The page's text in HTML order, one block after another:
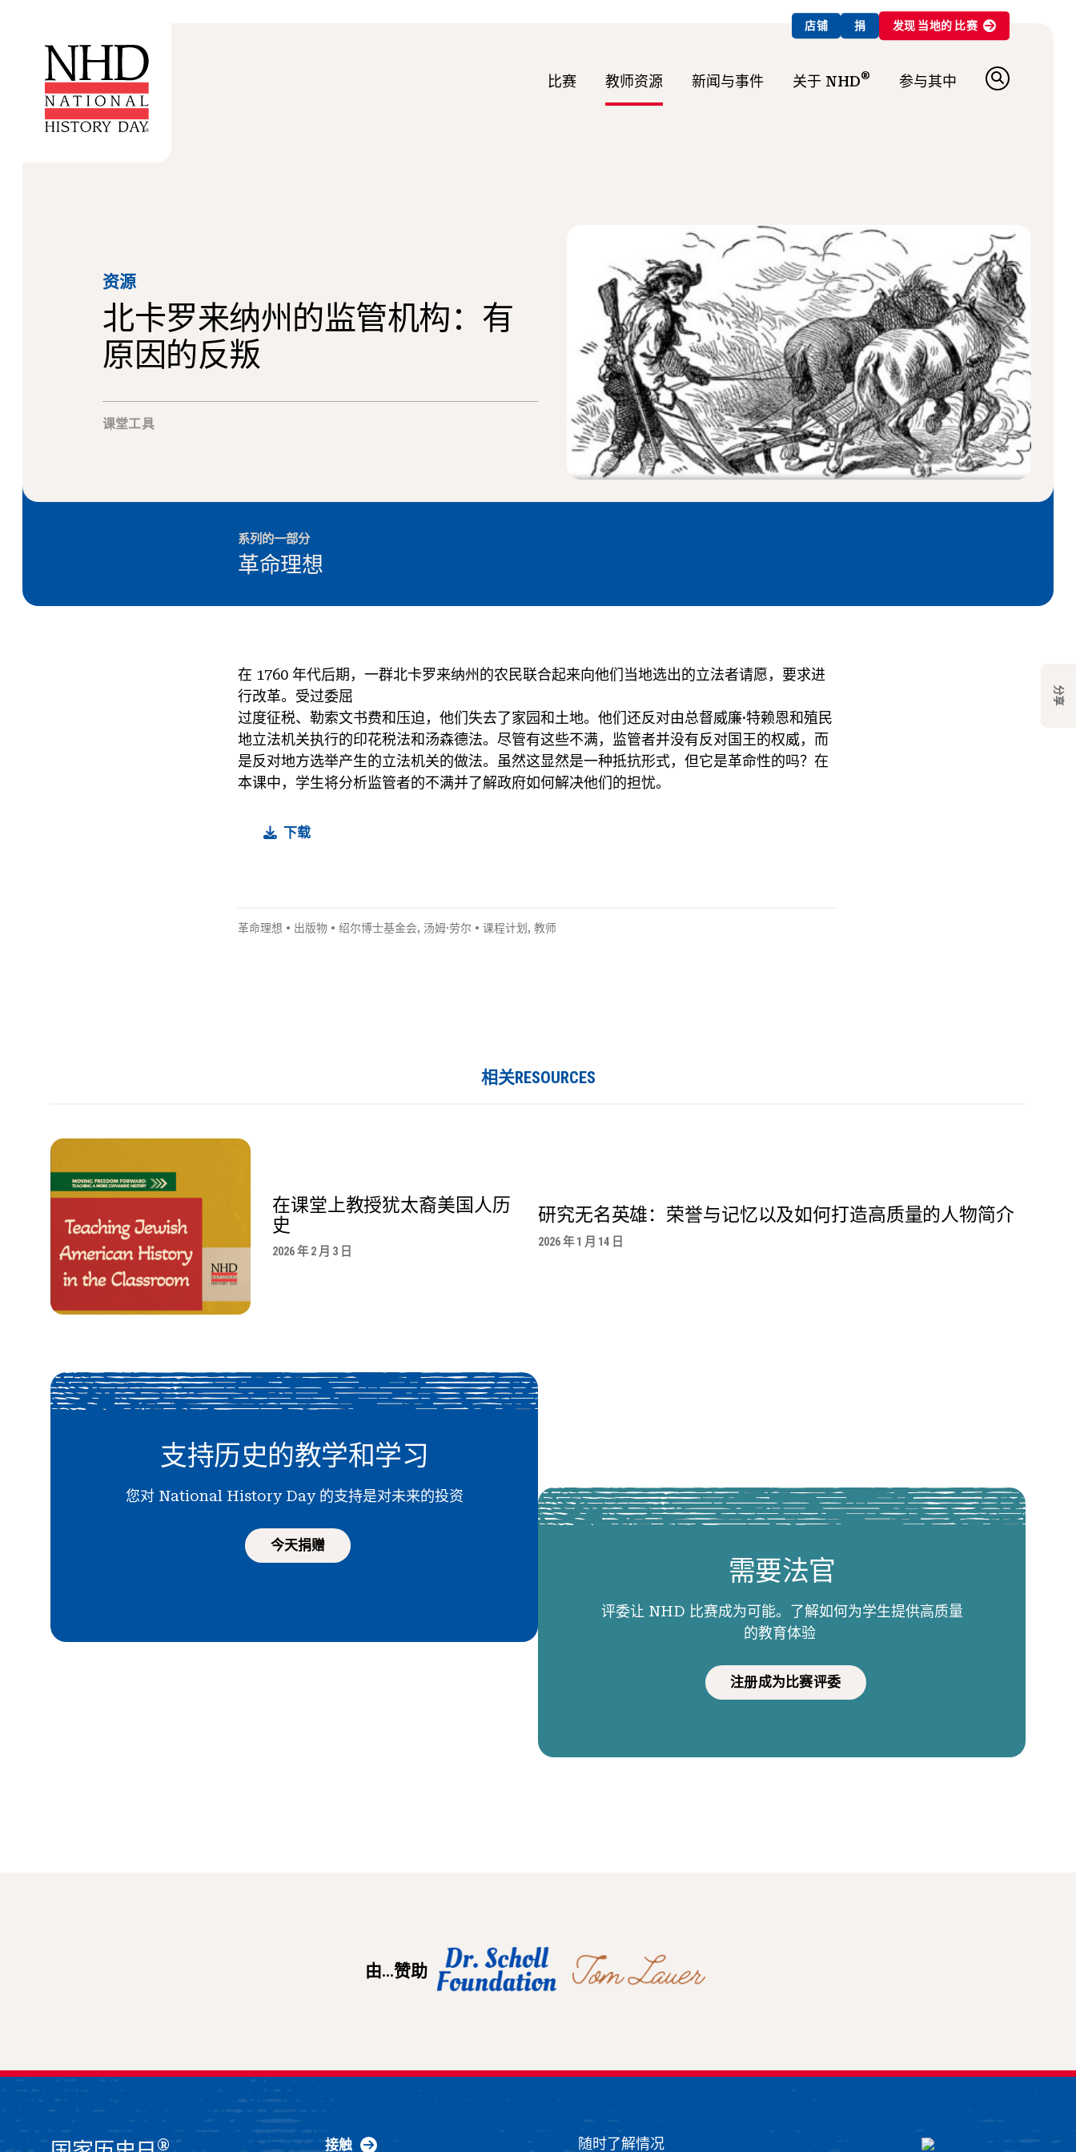
店铺 捐 发现 当地的 比赛
比赛 教师资源 新闻与事件 关于 NHD® 参与其中
资源
北卡罗来纳州的监管机构：有
原因的反叛
课堂工具
系列的一部分
革命理想
在 1760 年代后期，一群北卡罗来纳州的农民联合起来向他们当地选出的立法者请愿，要求进
行改革。受过委屈
过度征税、勒索文书费和压迫，他们失去了家园和土地。他们还反对由总督威廉·特赖恩和殖民
地立法机关执行的印花税法和汤森德法。尽管有这些不满，监管者并没有反对国王的权威，而
是反对地方选举产生的立法机关的做法。虽然这显然是一种抵抗形式，但它是革命性的吗？在
本课中，学生将分析监管者的不满并了解政府如何解决他们的担忧。
下载
革命理想 • 出版物 • 绍尔博士基金会, 汤姆·劳尔 • 课程计划 , 教师
分享
相关RESOURCES
在课堂上教授犹太裔美国人历
史
2026 年 2 月 3 日
研究无名英雄：荣誉与记忆以及如何打造高质量的人物简介
2026 年 1 月 14 日
支持历史的教学和学习
您对 National History Day 的支持是对未来的投资
今天捐赠
需要法官
评委让 NHD 比赛成为可能。了解如何为学生提供高质量
的教育体验
注册成为比赛评委
由...赞助
® 接触 随时了解情况